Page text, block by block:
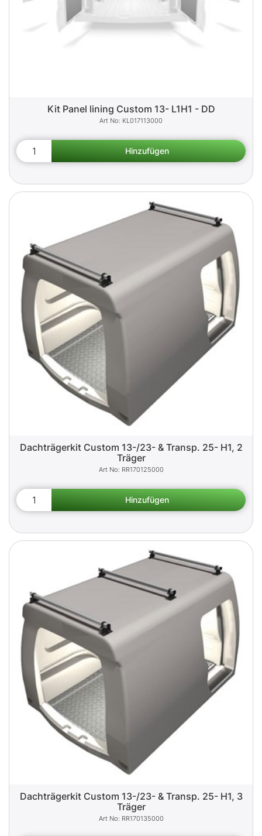
Kit Panel lining Custom 13- L1H1 - DD
KL017113000
Dachträgerkit Custom 13-/23- & Transp. 25- H1, 2
Träger
RR170125000
Dachträgerkit Custom 13-/23- & Transp. 25- H1, 3
Träger
RR170135000